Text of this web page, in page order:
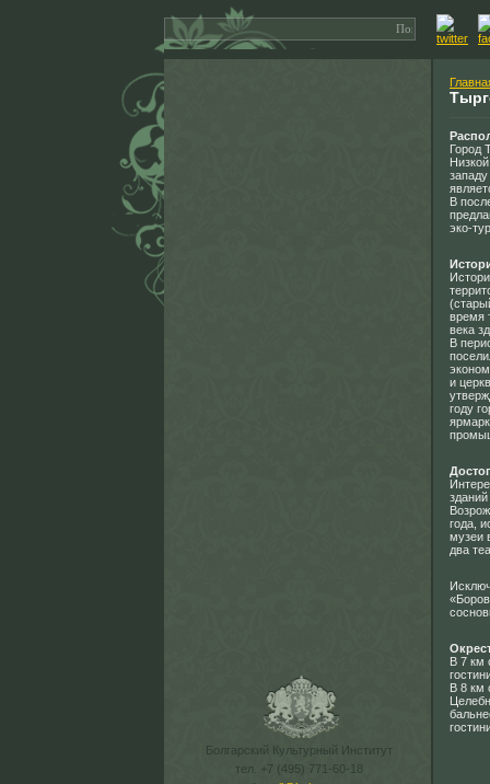
Болгарский Культурный Институт
тел. +7 (495) 771-60-18
Город
В
эко-
время
века
В
и
году
года,
музеи
два
В 7 км
В 8 км